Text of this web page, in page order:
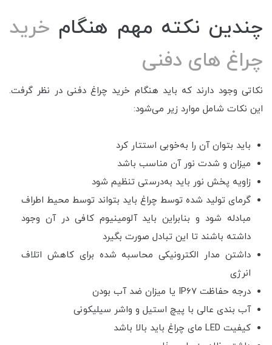
چندین نکته مهم هنگام خرید
چراغ های دفنی
نکاتی وجود دارند که باید هنگام خرید چراغ دفنی در نظر گرفت.
این نکات شامل موارد زیر می‌شود:
باید بتوان آن را به‌خوبی استتار کرد
میزان و شدت نور آن مناسب باشد
زاویه پخش نور باید به‌درستی تنظیم شود
گرمای تولید شده توسط چراغ باید بتواند توسط محیط اطراف
مبادله شود و بنابراین باید آلومینیوم کافی در آن وجود
داشته باشند تا این تبادل صورت بگیرد
داشتن مدار الکترونیکی محاسبه شده برای کاهش اتلاف
انرژی
درجه حفاظت IP67 یا میزان ضد آب بودن
آب بندی عالی با پیچ استیل و واشر سیلیکونی
کیفیت LED مای چراغ باید بالا باشد